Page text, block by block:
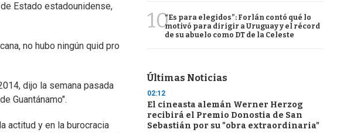
Estado estadounidense,
no hubo ningún quid pro
dijo la semana pasada
Guantánamo".
actitud y en la burocracia
10“Es para elegidos”: Forlán contó qué lo
motivó para dirigir a Uruguay y el récord
de su abuelo como DT de la Celeste
Últimas Noticias
02:12
El cineasta alemán Werner Herzog
recibirá el Premio Donostia de San
Sebastián por su "obra extraordinaria"